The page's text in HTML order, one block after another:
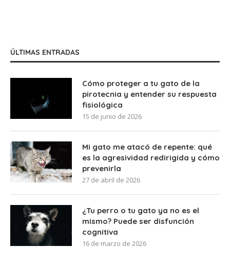
ÚLTIMAS ENTRADAS
Cómo proteger a tu gato de la
pirotecnia y entender su respuesta
fisiológica
15 de junio de 2026
Mi gato me atacó de repente: qué
es la agresividad redirigida y cómo
prevenirla
27 de abril de 2026
¿Tu perro o tu gato ya no es el
mismo? Puede ser disfunción
cognitiva
16 de marzo de 2026